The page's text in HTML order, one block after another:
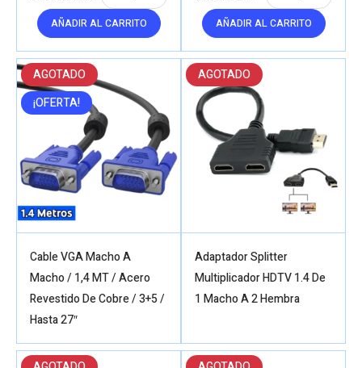
AÑADIR AL CARRITO AÑADIR AL CARRITO
AGOTADO
¡OFERTA!
Cable VGA Macho A
Macho / 1,4 MT / Acero
Revestido De Cobre / 3+5 /
Hasta 27″
AGOTADO
Adaptador Splitter
Multiplicador HDTV 1.4 De
1 Macho A 2 Hembra